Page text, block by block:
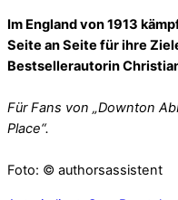
Im England von 1913
Seite an Seite für ihre
Bestsellerautorin
Für Fans von „Downton
Place“.
Foto: © authorsassistent